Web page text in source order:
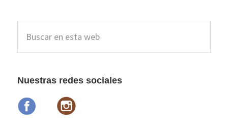
Barra
lateral
esta
Nuestras redes sociales